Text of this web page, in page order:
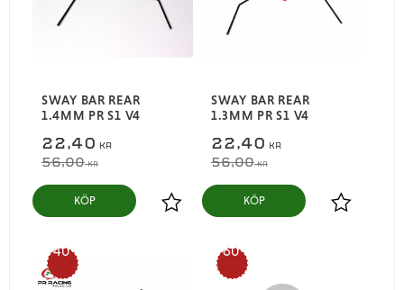
SWAY BAR REAR
1.4MM PR S1 V4
22,40 KR
56,00KR
Lägg till i favoriter
KÖP
SWAY BAR REAR
1.3MM PR S1 V4
22,40 KR
56,00KR
Lägg till i
KÖP
40
%
60
%